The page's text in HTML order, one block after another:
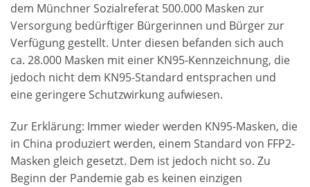
dem Münchner Sozialreferat 500.000 Masken zur
Versorgung bedürftiger Bürgerinnen und Bürger zur
Verfügung gestellt. Unter diesen befanden sich auch
ca. 28.000 Masken mit einer KN95-Kennzeichnung, die
jedoch nicht dem KN95-Standard entsprachen und
eine geringere Schutzwirkung aufwiesen.
Zur Erklärung: Immer wieder werden KN95-Masken, die
in China produziert werden, einem Standard von FFP2-
Masken gleich gesetzt. Dem ist jedoch nicht so. Zu
Beginn der Pandemie gab es keinen einzigen